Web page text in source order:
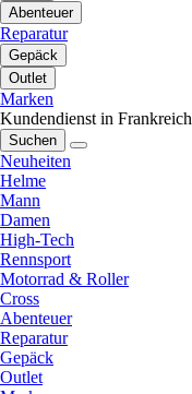
Abenteuer
Reparatur
Gepäck
Outlet
Marken
Kundendienst in Frankreich
Suchen
Neuheiten
Helme
Mann
Damen
High-Tech
Rennsport
Motorrad & Roller
Cross
Abenteuer
Reparatur
Gepäck
Outlet